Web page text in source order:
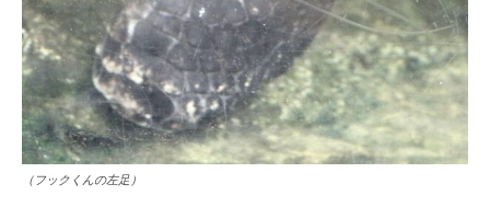
（フックくんの左足）